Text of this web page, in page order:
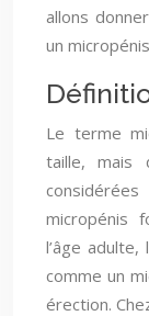
allons
un
Le terme
taille,
micropénis
l’âge adulte,
comme un
érection.